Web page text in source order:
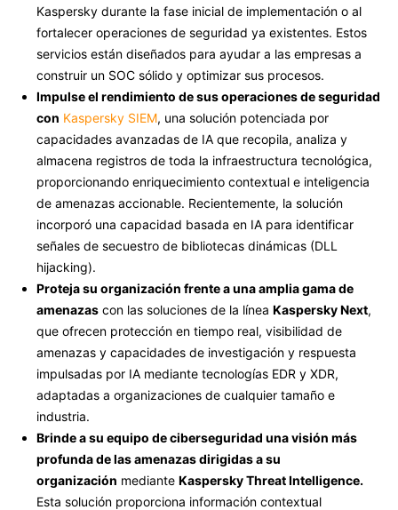
Kaspersky durante la fase inicial de implementación o al
fortalecer operaciones de seguridad ya existentes. Estos
servicios están diseñados para ayudar a las empresas a
construir un SOC sólido y optimizar sus procesos.
Impulse el rendimiento de sus operaciones de seguridad
con Kaspersky SIEM, una solución potenciada por
capacidades avanzadas de IA que recopila, analiza y
almacena registros de toda la infraestructura tecnológica,
proporcionando enriquecimiento contextual e inteligencia
de amenazas accionable. Recientemente, la solución
incorporó una capacidad basada en IA para identificar
señales de secuestro de bibliotecas dinámicas (DLL
hijacking).
Proteja su organización frente a una amplia gama de
amenazas con las soluciones de la línea Kaspersky Next,
que ofrecen protección en tiempo real, visibilidad de
amenazas y capacidades de investigación y respuesta
impulsadas por IA mediante tecnologías EDR y XDR,
adaptadas a organizaciones de cualquier tamaño e
industria.
Brinde a su equipo de ciberseguridad una visión más
profunda de las amenazas dirigidas a su
organización mediante Kaspersky Threat Intelligence.
Esta solución proporciona información contextual